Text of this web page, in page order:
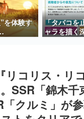
り記事
数が数千以上！ ページビュ
の人々に読まれた、電ファ
めました。
ムクリエイターの方々に製
語を解いてはいけない。『赫
した短編ホラー小説集です。
を体験す
のウィッ
キング
の声
「タバコを
ャラを描く
聴者の一部
リコリス・リ
SSR「錦木千
クルミ」が